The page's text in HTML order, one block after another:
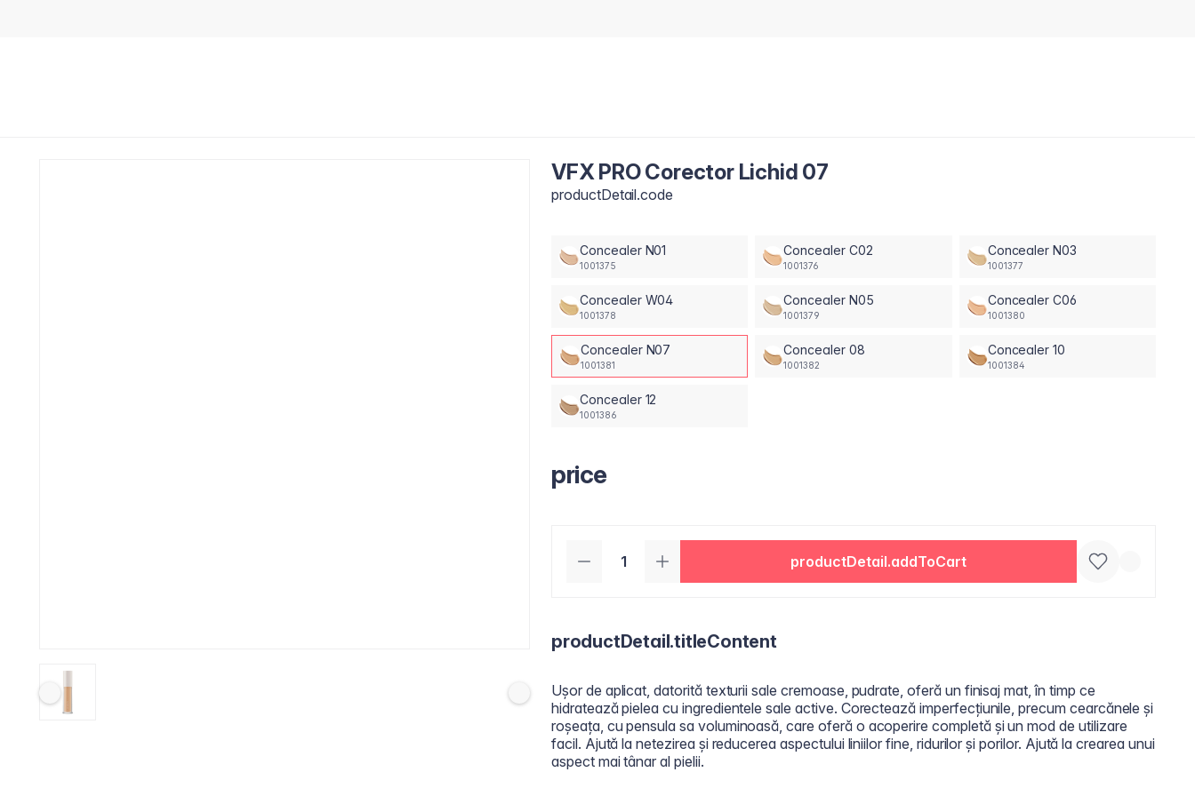
VFX PRO Corector Lichid 07
productDetail.code
Concealer N01
1001375
Concealer C02
1001376
Concealer N03
1001377
Concealer W04
1001378
Concealer N05
1001379
Concealer C06
1001380
Concealer N07
1001381
Concealer 08
1001382
Concealer 10
1001384
Concealer 12
1001386
price
productDetail.addToCart
productDetail.titleContent
Ușor de aplicat, datorită texturii sale cremoase, pudrate, oferă un finisaj mat, în timp ce
hidratează pielea cu ingredientele sale active. Corectează imperfecțiunile, precum cearcănele și
roșeața, cu pensula sa voluminoasă, care oferă o acoperire completă și un mod de utilizare
facil. Ajută la netezirea și reducerea aspectului liniilor fine, ridurilor și porilor. Ajută la crearea unui
aspect mai tânar al pielii.